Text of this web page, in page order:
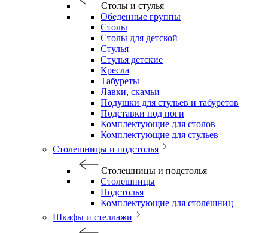
Столы и стулья
Обеденные группы
Столы
Столы для детской
Стулья
Стулья детские
Кресла
Табуреты
Лавки, скамьи
Подушки для стульев и табуретов
Подставки под ноги
Комплектующие для столов
Комплектующие для стульев
Столешницы и подстолья
Столешницы и подстолья
Столешницы
Подстолья
Комплектующие для столешниц
Шкафы и стеллажи